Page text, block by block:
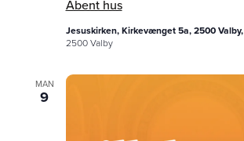
Åbent hus
Jesuskirken, Kirkevænget 5a, 2500 Valby,
2500 Valby
MAN
9